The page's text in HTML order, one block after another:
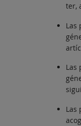
ter,
Las
Las
Las